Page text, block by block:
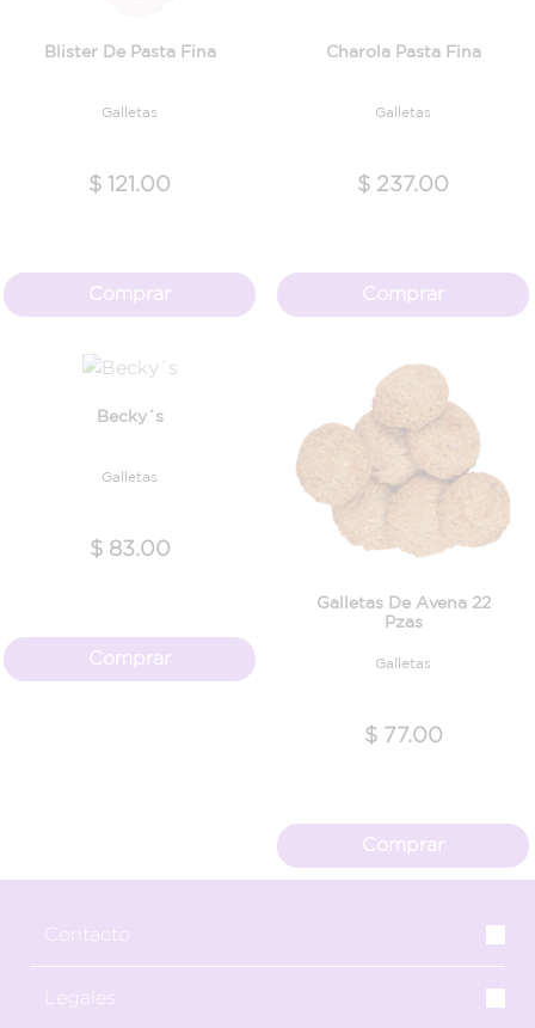
Blister De Pasta Fina
Galletas
$ 121.00
Comprar
Charola Pasta Fina
Galletas
$ 237.00
Comprar
Becky´s
Galletas
$ 83.00
Comprar
Galletas De Avena 22
Pzas
Galletas
$ 77.00
Comprar
Contacto
Legales